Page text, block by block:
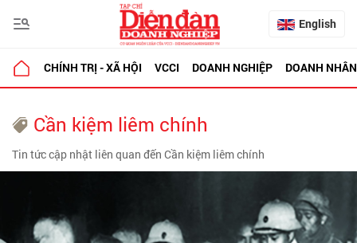
English
CHÍNH TRỊ - XÃ HỘI VCCI DOANH NGHIỆP DOANH NHÂN
Cần kiệm liêm chính
Tin tức cập nhật liên quan đến Cần kiệm liêm chính